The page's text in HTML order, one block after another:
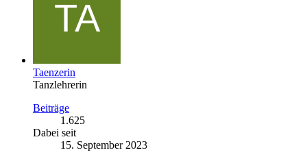
Taenzerin
Tanzlehrerin
Beiträge
1.625
Dabei seit
15. September 2023